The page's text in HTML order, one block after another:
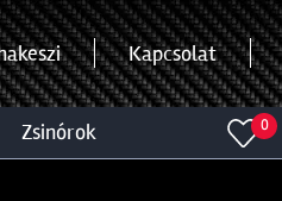
Kapcsolat
zsinórok 0